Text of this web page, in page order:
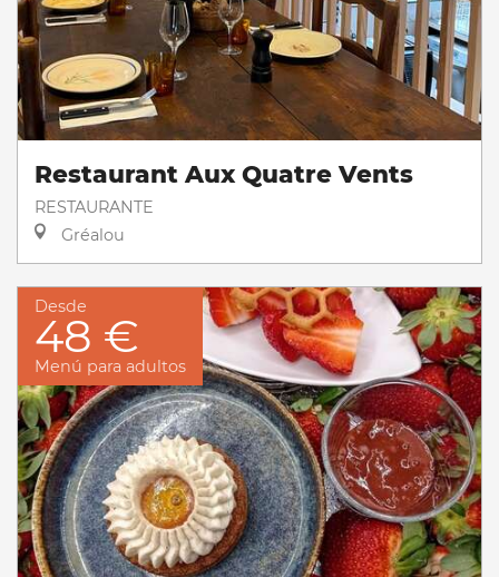
Restaurant Aux Quatre Vents
RESTAURANTE
Gréalou
Desde
48 €
Menú para adultos